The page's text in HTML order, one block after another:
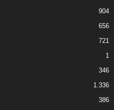
904
656
721
1
346
1.336
386